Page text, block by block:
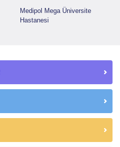
Medipol Mega Üniversite
Hastanesi